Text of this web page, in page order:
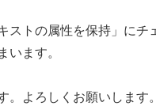
ストの属性を保持」にチ
います。
よろしくお願いします。